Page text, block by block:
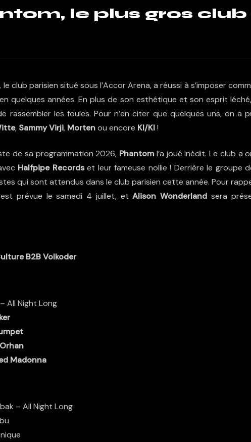
le plus gros club
, le club parisien situé sous l’Accor Arena, a réussi à s’imposer
quelques années. En plus de son esthétique et son esprit
rassembler les foules. Pour n’en citer que quelques uns, on a
, Sammy Virji, Mortenou encore KI/KI!
de sa programmation 2026, Phantom l’a joué inédit. Le club a
Halfpipe Recordset leur fameuse nollie ! Derrière le groupe
qui sont attendus dans le club parisien cette année. Pour
prévue le samedi 4 juillet, etAlison Wonderland sera
B2B Volkoder
– All Night Long
Madonna
– All Night Long